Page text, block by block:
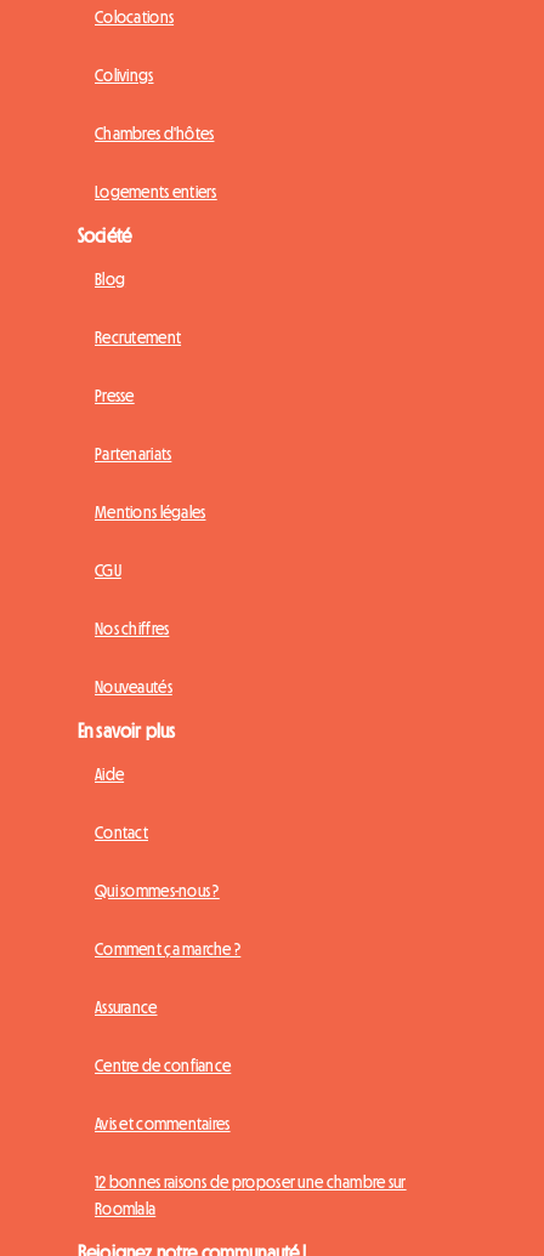
Colocations
Colivings
Chambres d'hôtes
Logements entiers
Société
Blog
Recrutement
Presse
Partenariats
Mentions légales
CGU
Nos chiffres
Nouveautés
En savoir plus
Aide
Contact
Qui sommes-nous ?
Comment ça marche ?
Assurance
Centre de confiance
Avis et commentaires
12 bonnes raisons de proposer une chambre sur
Roomlala